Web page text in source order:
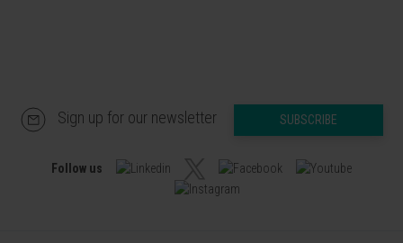
Sign up for our newsletter SUBSCRIBE
Follow us